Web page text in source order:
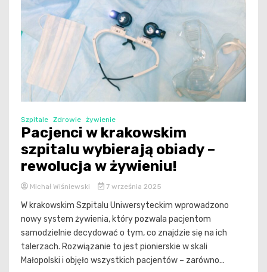
Szpitale Zdrowie żywienie
Pacjenci w krakowskim
szpitalu wybierają obiady –
rewolucja w żywieniu!
Michał Wiśniewski 7 września 2025
W krakowskim Szpitalu Uniwersyteckim wprowadzono
nowy system żywienia, który pozwala pacjentom
samodzielnie decydować o tym, co znajdzie się na ich
talerzach. Rozwiązanie to jest pionierskie w skali
Małopolski i objęło wszystkich pacjentów – zarówno...